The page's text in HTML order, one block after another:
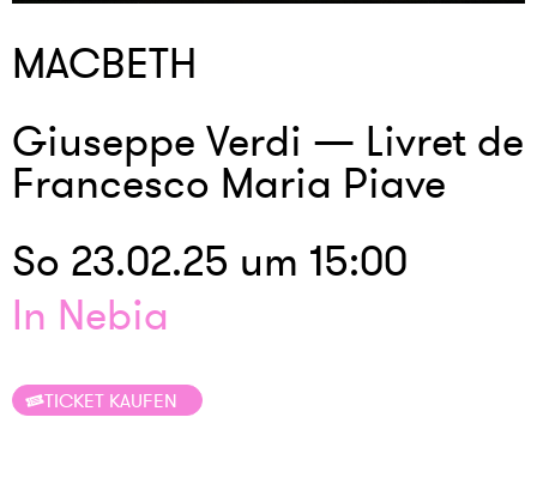
MACBETH
Giuseppe Verdi — Livret de
Francesco Maria Piave
So 23.02.25 um 15:00
In Nebia
TICKET KAUFEN